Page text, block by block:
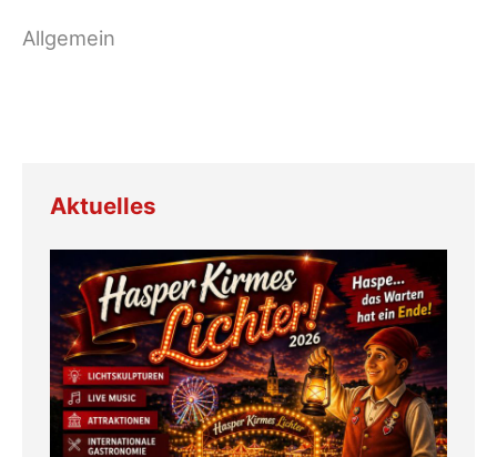
Aktuelles